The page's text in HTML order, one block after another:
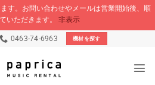
す。お問い合わせやメールは営業開始後、順
いただきます。 非表示
0463-74-6963 機材を探す